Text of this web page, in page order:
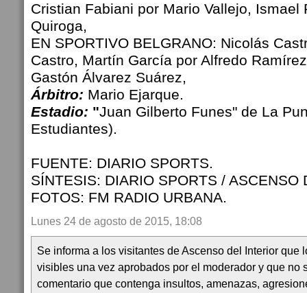
Cristian Fabiani por Mario Vallejo, Ismael
Quiroga,
EN SPORTIVO BELGRANO: Nicolás
Castro, Martín García por Alfredo
Gastón Álvarez Suárez,
Árbitro: Mario Ejarque.
Estadio: "Juan Gilberto Funes" de La
Estudiantes).
FUENTE: DIARIO SPORTS.
SÍNTESIS: DIARIO SPORTS / ASCENSO
FOTOS: FM RADIO URBANA.
Lunes 24 de agosto de 2015, 18:08
Se informa a los visitantes de Ascenso del Interior que
visibles una vez aprobados por el moderador y que no
comentario que contenga insultos, amenazas,